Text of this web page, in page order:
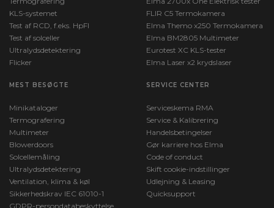
KLS-systemet
Test af RCD, f.eks. HpFI
Test af solceller
Ultralydsdetektering
Flicker
FLIR C5 Termokamera
Elma Themo x250 Termokamera
Elma BM2805 Multimeter
Eurotest XC KLS-tester
Elma Laser x2 krydslaser
MEST BESØGTE
Minikataloger
Termografering
Multimeter
Blowerdoors
Solcellemåling
Ultralydsdetektering
Ventilation, klima & køl
Sikkerhedskrav IEC 61010-1
GDPR-persondatabeskyttelse
SERVICE CENTER
Serviceskema RMA
Service & Kalibrering
Handelsbetingelser
Gør karriere hos Elma
Code of conduct
Skift cookie-indstillinger
Udlejning & Leasing
Quicksupport